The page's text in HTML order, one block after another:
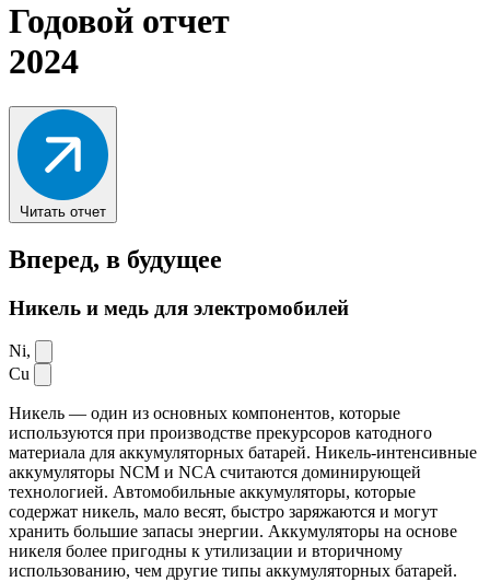
Годовой отчет
2024
Читать отчет
Вперед, в будущее
Никель и медь для электромобилей
Ni,
Cu
Никель — один из основных компонентов, которые
используются при производстве прекурсоров катодного
материала для аккумуляторных батарей. Никель-интенсивные
аккумуляторы NCM и NCA считаются доминирующей
технологией. Автомобильные аккумуляторы, которые
содержат никель, мало весят, быстро заряжаются и могут
хранить большие запасы энергии. Аккумуляторы на основе
никеля более пригодны к утилизации и вторичному
использованию, чем другие типы аккумуляторных батарей.